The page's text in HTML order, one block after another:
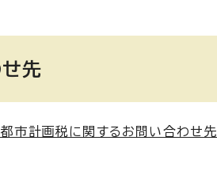
先
都市計画税に関するお問い合わせ先